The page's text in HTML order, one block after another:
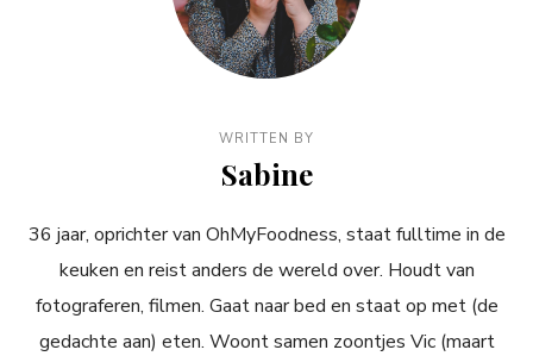
WRITTEN BY
Sabine
36 jaar, oprichter van OhMyFoodness, staat fulltime in de
keuken en reist anders de wereld over. Houdt van
fotograferen, filmen. Gaat naar bed en staat op met (de
gedachte aan) eten. Woont samen zoontjes Vic (maart